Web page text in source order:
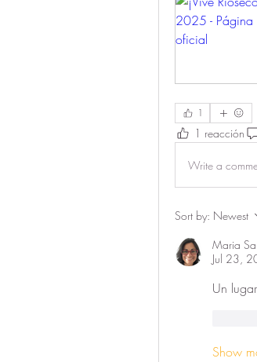
1
1 reacción
Write a
Sort by: Newest
Maria
Jul 23,
Un
Show